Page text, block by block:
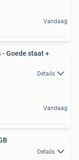
Vandaag
- Goede staat +
Details
Vandaag
Details